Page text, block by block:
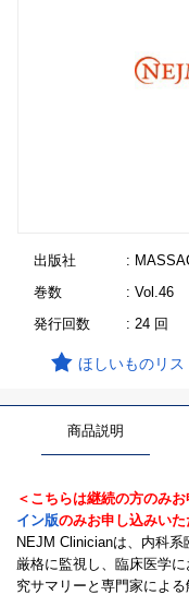
出版社
:
巻数
: Vol.46
発行回数
: 24 回
ほしいものリス
商品説明
＜こちらは継続の方のみ
イン版のみお申し込みいた
NEJM Clinicianは、内科
厳格に監視し、臨床医学
究サマリーと専門家によ